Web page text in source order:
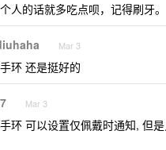
人的话就多吃点呗，记得刷牙。
Mar 3
环 还是挺好的
Mar 3
环 可以设置仅佩戴时通知, 但